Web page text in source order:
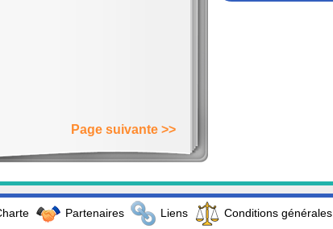
Page suivante >>
Partenaires Liens Conditions générales